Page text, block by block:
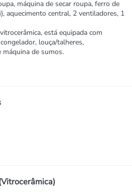
máquina de secar roupa, ferro de
aquecimento central, 2 ventiladores, 1
está equipada com
louça/talheres,
máquina de sumos.